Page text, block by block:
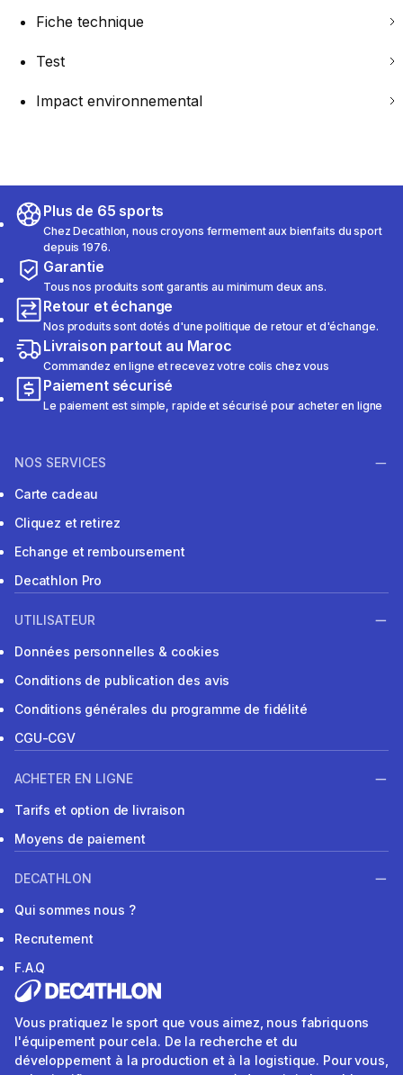
Fiche technique
Test
Impact environnemental
Plus de 65 sports
Chez Decathlon, nous croyons fermement aux bienfaits du sport
depuis 1976.
Garantie
Tous nos produits sont garantis au minimum deux ans.
Retour et échange
Nos produits sont dotés d'une politique de retour et d'échange.
Livraison partout au Maroc
Commandez en ligne et recevez votre colis chez vous
Paiement sécurisé
Le paiement est simple, rapide et sécurisé pour acheter en ligne
NOS SERVICES
Carte cadeau
Cliquez et retirez
Echange et remboursement
Decathlon Pro
UTILISATEUR
Données personnelles & cookies
Conditions de publication des avis
Conditions générales du programme de fidélité
CGU-CGV
ACHETER EN LIGNE
Tarifs et option de livraison
Moyens de paiement
DECATHLON
Qui sommes nous ?
Recrutement
F.A.Q
Vous pratiquez le sport que vous aimez, nous fabriquons
l'équipement pour cela. De la recherche et du
développement à la production et à la logistique. Pour vous,